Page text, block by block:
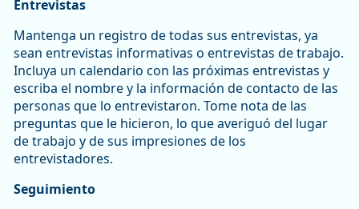
Entrevistas
Mantenga un registro de todas sus entrevistas, ya
sean entrevistas informativas o entrevistas de trabajo.
Incluya un calendario con las próximas entrevistas y
escriba el nombre y la información de contacto de las
personas que lo entrevistaron. Tome nota de las
preguntas que le hicieron, lo que averiguó del lugar
de trabajo y de sus impresiones de los
entrevistadores.
Seguimiento